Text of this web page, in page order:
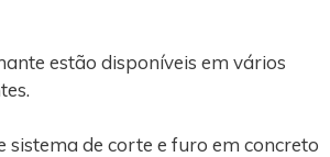
estão disponíveis em vários
sistema de corte e furo em concreto